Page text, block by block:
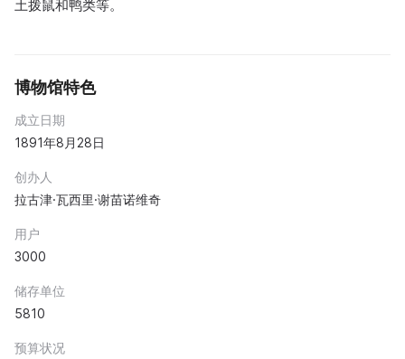
土拨鼠和鸭类等。
博物馆特色
成立日期
1891年8月28日
创办人
拉古津·瓦西里·谢苗诺维奇
用户
3000
储存单位
5810
预算状况